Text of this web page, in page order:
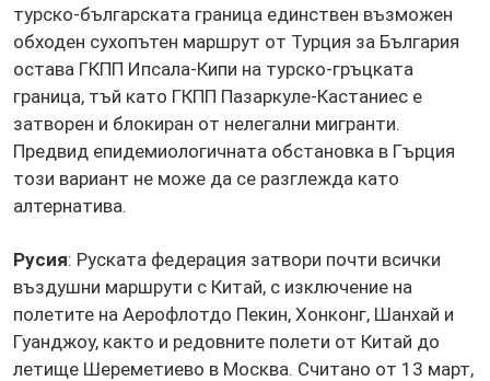
турско-българската граница единствен възможен
обходен сухопътен маршрут от Турция за България
остава ГКПП Ипсала-Кипи на турско-гръцката
граница, тъй като ГКПП Пазаркуле-Кастаниес е
затворен и блокиран от нелегални мигранти.
Предвид епидемиологичната обстановка в Гърция
този вариант не може да се разглежда като
алтернатива.
Русия: Руската федерация затвори почти всички
въздушни маршрути с Китай, с изключение на
полетите на Аерофлотдо Пекин, Хонконг, Шанхай и
Гуанджоу, както и редовните полети от Китай до
летище Шереметиево в Москва. Считано от 13 март,